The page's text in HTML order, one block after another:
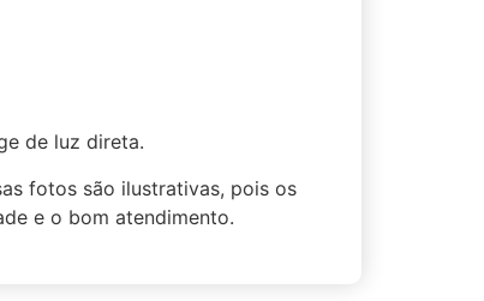
de luz direta.
fotos são ilustrativas, pois os
e o bom atendimento.